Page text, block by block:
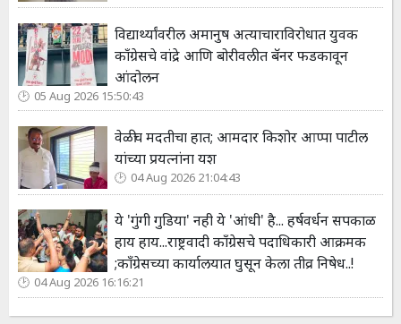
विद्यार्थ्यांवरील अमानुष अत्याचाराविरोधात युवक
काँग्रेसचे वांद्रे आणि बोरीवलीत बॅनर फडकावून
आंदोलन
05 Aug 2026 15:50:43
वेळीच मदतीचा हात; आमदार किशोर आप्पा पाटील
यांच्या प्रयत्नांना यश
04 Aug 2026 21:04:43
ये 'गुंगी गुडिया' नही ये 'आंधी' है... हर्षवर्धन सपकाळ
हाय हाय...राष्ट्रवादी काँग्रेसचे पदाधिकारी आक्रमक
;कॉंग्रेसच्या कार्यालयात घुसून केला तीव्र निषेध..!
04 Aug 2026 16:16:21